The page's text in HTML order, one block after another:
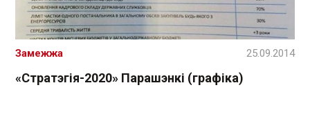
«Стратэгія-2020» Парашэнкі (графіка)
Замежжа 25.09.2014